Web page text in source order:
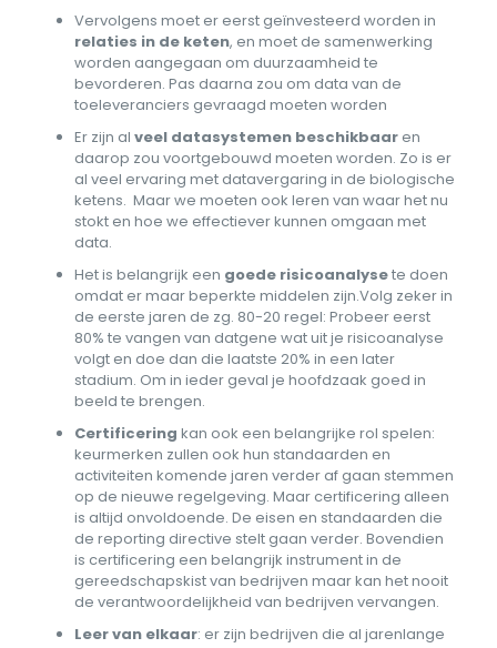
Vervolgens moet er eerst geïnvesteerd worden in
relaties in de keten, en moet de samenwerking
worden aangegaan om duurzaamheid te
bevorderen. Pas daarna zou om data van de
toeleveranciers gevraagd moeten worden
Er zijn al veel datasystemen beschikbaaren
daarop zou voortgebouwd moeten worden. Zo is er
al veel ervaring met datavergaring in de biologische
ketens. Maar we moeten ook leren van waar het nu
stokt en hoe we effectiever kunnen omgaan met
data.
Het is belangrijk een goede risicoanalysete doen
omdat er maar beperkte middelen zijn.Volg zeker in
de eerste jaren de zg. 80-20 regel: Probeer eerst
80% te vangen van datgene wat uit je risicoanalyse
volgt en doe dan die laatste 20% in een later
stadium. Om in ieder geval je hoofdzaak goed in
beeld te brengen.
Certificering kan ook een belangrijke rol spelen:
keurmerken zullen ook hun standaarden en
activiteiten komende jaren verder af gaan stemmen
op de nieuwe regelgeving. Maar certificering alleen
is altijd onvoldoende. De eisen en standaarden die
de reporting directive stelt gaan verder. Bovendien
is certificering een belangrijk instrument in de
gereedschapskist van bedrijven maar kan het nooit
de verantwoordelijkheid van bedrijven vervangen.
Leer van elkaar: er zijn bedrijven die al jarenlange